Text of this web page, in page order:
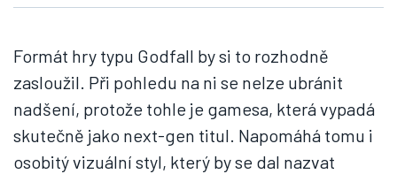
Formát hry typu Godfall by si to rozhodně
zasloužil. Při pohledu na ni se nelze ubránit
nadšení, protože tohle je gamesa, která vypadá
skutečně jako next-gen titul. Napomáhá tomu i
osobitý vizuální styl, který by se dal nazvat